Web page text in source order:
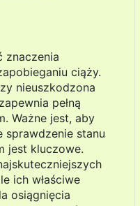
znaczenia
ciąży.
nieuszkodzona
pełną
Ważne jest, aby
sprawdzenie stanu
jest kluczowe.
ich właściwe
osiągnięcia